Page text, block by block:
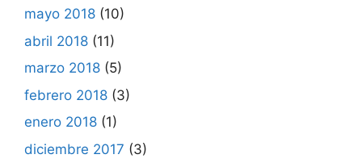
mayo 2018 (10)
abril 2018 (11)
marzo 2018 (5)
febrero 2018 (3)
enero 2018 (1)
diciembre 2017 (3)